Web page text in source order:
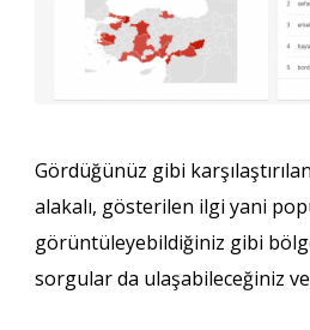
Gördüğünüz gibi
alakalı, gösterilen ilgi yani
görüntüleyebildiğiniz gibi
sorgular da ulaşabileceğiniz